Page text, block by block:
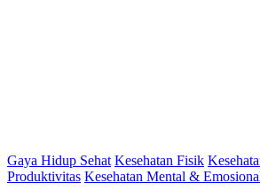
Gaya Hidup Sehat Kesehatan Fisik
Produktivitas Kesehatan Mental &